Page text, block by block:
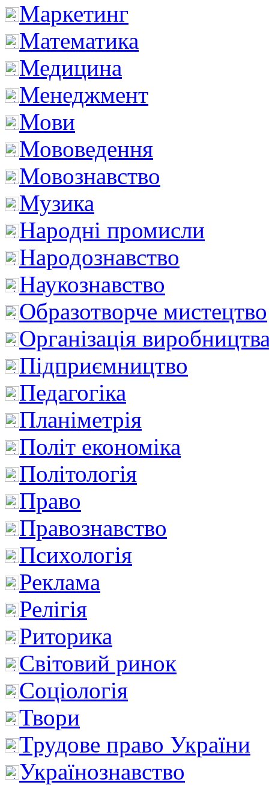
Маркетинг
Математика
Медицина
Менеджмент
Мови
Мововедення
Мовознавство
Музика
Народні промисли
Народознавство
Наукознавство
Образотворче мистецтво
Організація
Підприємництво
Педагогіка
Планіметрія
Політ економіка
Політологія
Право
Правознавство
Психологія
Реклама
Релігія
Риторика
Світовий ринок
Соціологія
Твори
Трудове право України
Українознавство